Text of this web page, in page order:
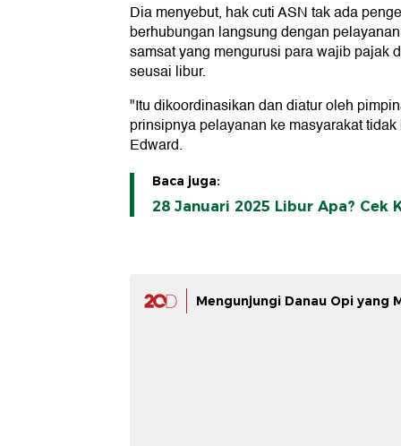
Dia menyebut, hak cuti ASN tak ada
berhubungan langsung dengan
samsat yang mengurusi para wajib pajak
seusai libur.
"Itu dikoordinasikan dan diatur oleh
prinsipnya pelayanan ke masyarakat
Edward.
Baca juga:
28 Januari 2025 Libur Apa? Cek
Mengunjungi Danau Opi yang